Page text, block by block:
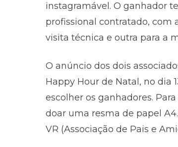
instagramável. O ganhador
profissional contratado, com
visita técnica e outra para a
O anúncio dos dois
Happy Hour de Natal, no dia
escolher os ganhadores.
doar uma resma de papel
VR (Associação de Pais e